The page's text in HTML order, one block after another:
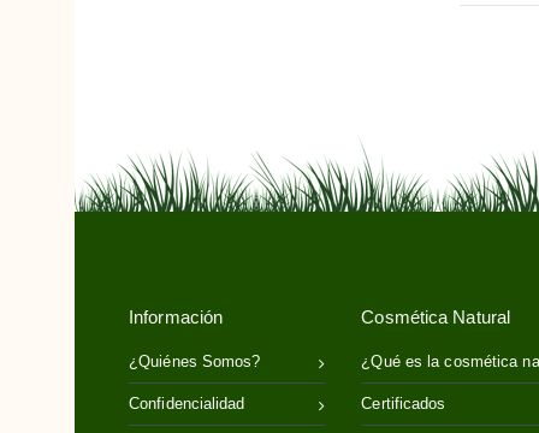
Espinaca
Espino Amarillo
Fenogreco o Alhova
Gavilán
Gayuba
Información
¿Quiénes Somos?
Confidencialidad
Cosmética Natural
¿Qué es la cosmética
Certificados